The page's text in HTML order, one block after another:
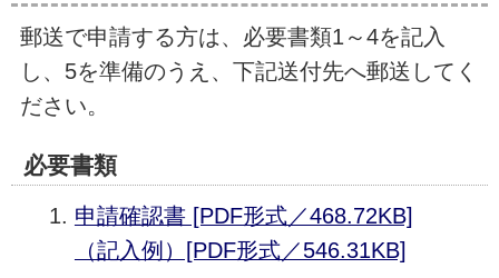
郵送で申請する方は、必要書類1～4を記入
し、5を準備のうえ、下記送付先へ郵送してく
ださい。
必要書類
申請確認書 [PDF形式／468.72KB]
（記入例）[PDF形式／546.31KB]